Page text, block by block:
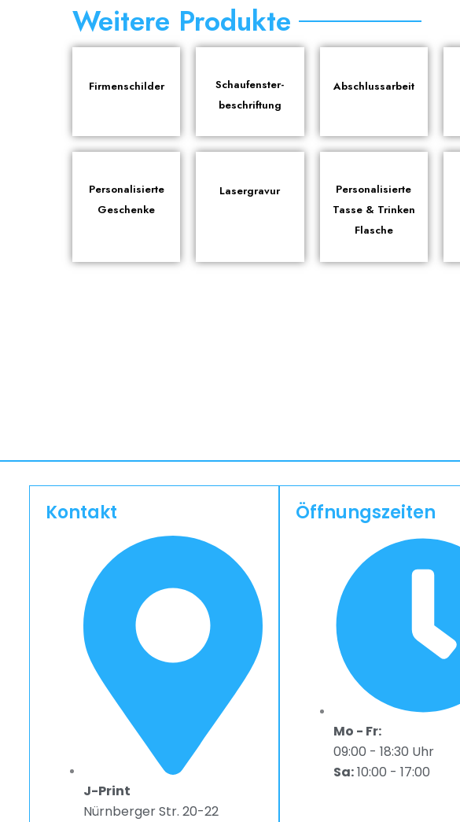
Weitere Produkte
Firmenschilder
Schaufenster-
beschriftung
Abschlussarbeit
Personalisierte
Geschenke
Lasergravur
Personalisierte
Tasse & Trinken
Flasche
Kontakt
J-Print
Nürnberger Str. 20-22
Öffnungszeiten
Mo - Fr:
09:00 - 18:30 Uhr
Sa:10:00 - 17:00